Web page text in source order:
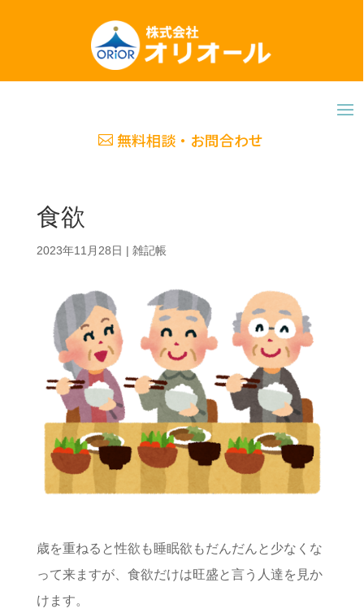
無料相談・お問合わせ
食欲
2023年11月28日 | 雑記帳
歳を重ねると性欲も睡眠欲もだんだんと少なくな
って来ますが、食欲だけは旺盛と言う人達を見か
けます。